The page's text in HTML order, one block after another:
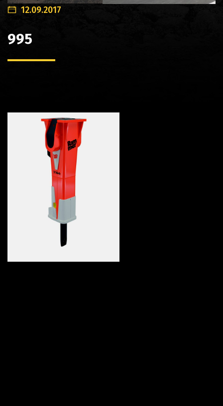
12.09.2017
995